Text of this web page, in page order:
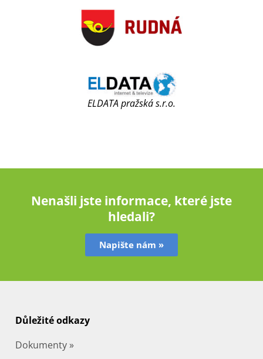
ELDATA pražská s.r.o.
Nenašli jste informace, které jste
hledali?
Napište nám »
Důležité odkazy
Dokumenty »